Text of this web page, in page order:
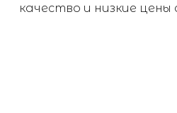
качество и низкие